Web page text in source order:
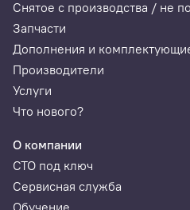
Снятое с производства / не
Запчасти
Дополнения и
Производители
Услуги
Что нового?
О компании
СТО под ключ
Сервисная служба